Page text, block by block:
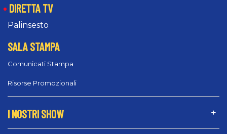
DIRETTA TV
Palinsesto
SALA STAMPA
Comunicati Stampa
Risorse Promozionali
I NOSTRI SHOW